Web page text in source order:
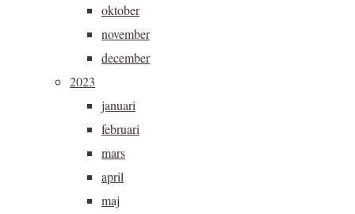
oktober
november
december
2023
januari
februari
mars
april
maj